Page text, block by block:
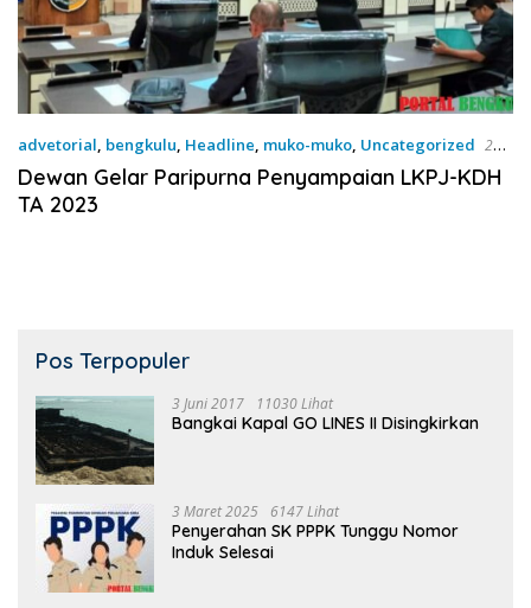
advetorial, bengkulu, Headline, muko-muko, Uncategorized 2
April 2024
Dewan Gelar Paripurna Penyampaian LKPJ-KDH
TA 2023
Pos Terpopuler
3 Juni 2017 11030 Lihat
Bangkai Kapal GO LINES II Disingkirkan
3 Maret 2025 6147 Lihat
Penyerahan SK PPPK Tunggu Nomor
Induk Selesai